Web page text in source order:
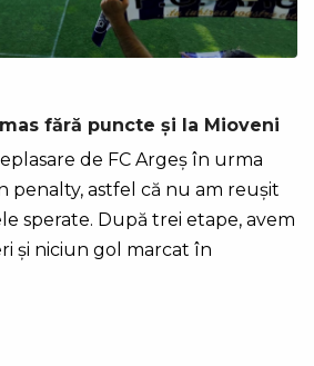
fără puncte și la Mioveni
de FC Argeș în urma
penalty, astfel că nu am reușit
sperate. După trei etape, avem
și niciun gol marcat în